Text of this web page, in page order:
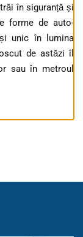
în siguranță și
forme de auto-
unic în lumina
de astăzi îl
sau în metroul